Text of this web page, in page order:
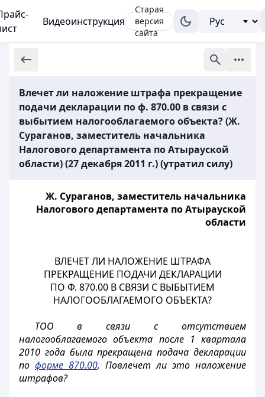
Видеоинструкция
Старая
версия
сайта
Влечет ли наложение штрафа прекращение
подачи декларации по ф. 870.00 в связи с
выбытием налогооблагаемого объекта? (Ж.
Сураганов, заместитель начальника
Налогового департамента по Атырауской
области) (27 декабря 2011 г.) (утратил силу)
Ж. Сураганов, заместитель начальника
Налогового департамента по Атырауской
области
ВЛЕЧЕТ ЛИ НАЛОЖЕНИЕ ШТРАФА
ПРЕКРАЩЕНИЕ ПОДАЧИ ДЕКЛАРАЦИИ
ПО Ф. 870.00 В СВЯЗИ С ВЫБЫТИЕМ
НАЛОГООБЛАГАЕМОГО ОБЪЕКТА?
ТОО в связи с отсутствием
налогооблагаемого объекта после 1 квартала
2010 года была прекращена подача декларации
по форме 870.00. Повлечет ли это наложение
штрафов?